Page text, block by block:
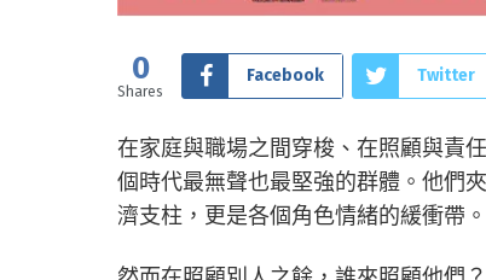
0
Shares
Facebook Twitter
在家庭與職場之間穿梭、在照顧與責
個時代最無聲也最堅強的群體。他們
濟支柱，更是各個角色情緒的緩衝帶。